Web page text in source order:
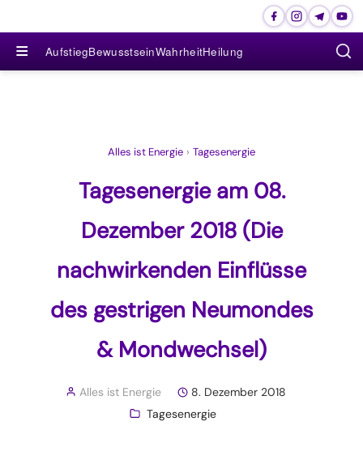
≡ AufstiegBewusstseinWahrheitHeilung
Alles ist Energie › Tagesenergie
Tagesenergie am 08.
Dezember 2018 (Die
nachwirkenden Einflüsse
des gestrigen Neumondes
& Mondwechsel)
Alles ist Energie
8. Dezember 2018
Tagesenergie